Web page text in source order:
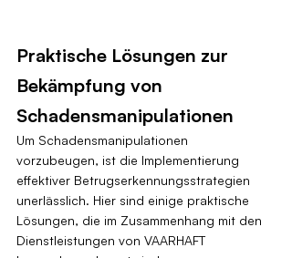
Praktische Lösungen zur
Bekämpfung von
Schadensmanipulationen
Um Schadensmanipulationen
vorzubeugen, ist die Implementierung
effektiver Betrugserkennungsstrategien
unerlässlich. Hier sind einige praktische
Lösungen, die im Zusammenhang mit den
Dienstleistungen von VAARHAFT